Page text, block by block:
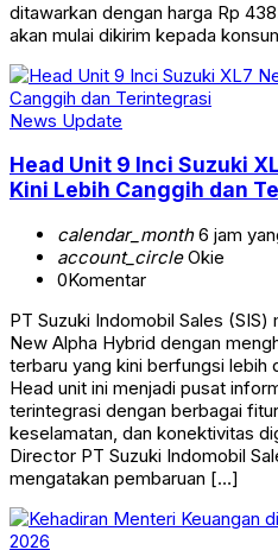
ditawarkan dengan harga Rp
akan mulai dikirim kepada
News Update
Head Unit 9 Inci Suzuki
Kini Lebih Canggih dan
calendar_month6 jam
account_circleOkie
0Komentar
PT Suzuki Indomobil Sales
New Alpha Hybrid dengan
terbaru yang kini berfungsi lebih
Head unit ini menjadi pusat
terintegrasi dengan berbagai
keselamatan, dan konektivitas
Director PT Suzuki Indomobil
mengatakan pembaruan […]